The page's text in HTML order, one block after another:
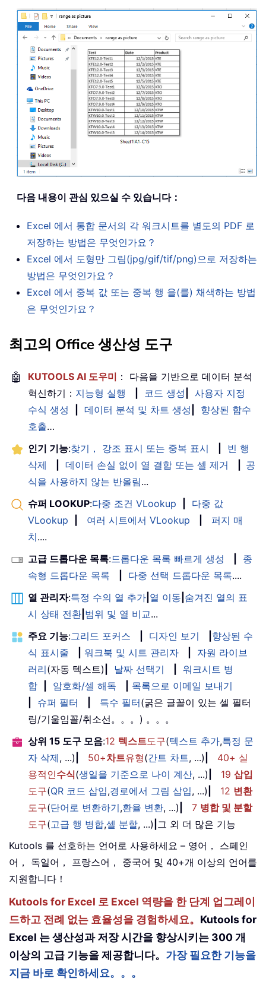
다음 내용이 관심 있으실 수 있습니다：
Excel 에서 통합 문서의 각 워크시트를 별도의 PDF 로
저장하는 방법은 무엇인가요？
Excel 에서 도형만 그림(jpg/gif/tif/png)으로 저장하는
방법은 무엇인가요？
Excel 에서 중복 값 또는 중복 행 을(를) 채색하는 방법
은 무엇인가요？
최고의 Office 생산성 도구
🤖 KUTOOLS AI 도우미 ： 다음을 기반으로 데이터 분석
혁신하기： 지능형 실행 코드 생성
사용자 지정
수식 생성
데이터 분석 및 차트 생성
향상된 함수
호출…
인기 기능:찾기， 강조 표시 또는 중복 표시
빈 행
삭제
데이터 손실 없이 열 결합 또는 셀 제거
공
식을 사용하지 않는 반올림...
슈퍼 LOOKUP:다중 조건 VLookup
다중 값
VLookup
여러 시트에서 VLookup
퍼지 매
치....
고급 드롭다운 목록:드롭다운 목록 빠르게 생성
종
속형 드롭다운 목록
다중 선택 드롭다운 목록....
열 관리자:특정 수의 열 추가 열 이동 숨겨진 열의 표
시 상태 전환 범위 및 열 비교...
주요 기능:그리드 포커스 디자인 보기
향상된 수
식 표시줄
워크북 및 시트 관리자
자원 라이브
러리(자동 텍스트) 날짜 선택기
워크시트 병
합
암호화/셀 해독
목록으로 이메일 보내기
슈퍼 필터 특수 필터(굵은 글꼴이 있는 셀 필터
링/기울임꼴/취소선。。。) 。。。
상위 15 도구 모음:12 텍스트도구(텍스트 추가,특정 문
자 삭제, ...) 50+차트유형(간트 차트, ...)
40+ 실
용적인수식(생일을 기준으로 나이 계산, ...) 19 삽입
도구(QR 코드 삽입,경로에서 그림 삽입, ...) 12 변환
도구(단어로 변환하기,환율 변환, ...) 7 병합 및 분할
도구(고급 행 병합,셀 분할, ...) 그 외 더 많은 기능
Kutools 를 선호하는 언어로 사용하세요 – 영어， 스페인
어， 독일어， 프랑스어， 중국어 및 40+개 이상의 언어를
지원합니다！
Kutools for Excel 로 Excel 역량을 한 단계 업그레이
드하고 전례 없는 효율성을 경험하세요。 Kutools for
Excel 는 생산성과 저장 시간을 향상시키는 300 개
이상의 고급 기능을 제공합니다。 가장 필요한 기능을
지금 바로 확인하세요。。。